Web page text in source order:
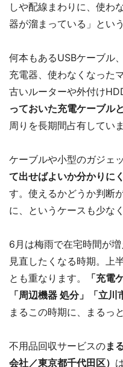
しや配線まわりに、使わ
器が溜まっている」とい
何本もあるUSBケーブル
充電器、使わなくなった
古いルーターや外付け
っておいた充電ケーブル
周りを長期間占有してい
ケーブルや小型のガジェッ
て出せばよいか分かりに
す。使えるかどうか判断
に、というケースも少な
6月は梅雨で在宅時間が
見直したくなる時期。上
とも重なります。
「充電
「周辺機器 処分」「立川
まるこの時期に、まるっ
不用品回収サービスのま
会社／東京都千代田区）